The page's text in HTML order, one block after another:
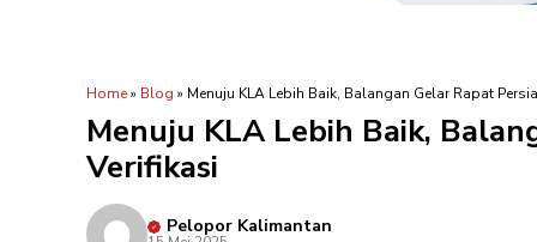
Home» Blog » Menuju KLA Lebih Baik, Balangan Gelar Rapat
Menuju KLA Lebih Baik,
Verifikasi
Pelopor Kalimantan